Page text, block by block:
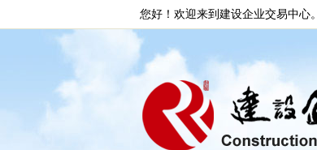
您好！欢迎来到建设企业交易中心。